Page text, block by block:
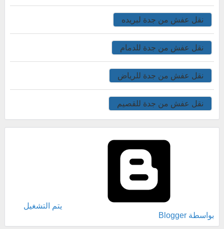
نقل عفش من جدة لبريده
نقل عفش من جدة للدمام
نقل عفش من جدة للرياض
نقل عفش من جدة للقصيم
‏يتم التشغيل
بواسطة Blogger